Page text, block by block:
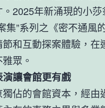
。2025年新涌現的小
集”系列之《密不通風
和互動探案體驗，
眾。
讓會館更有戲
佔的會館資本，經